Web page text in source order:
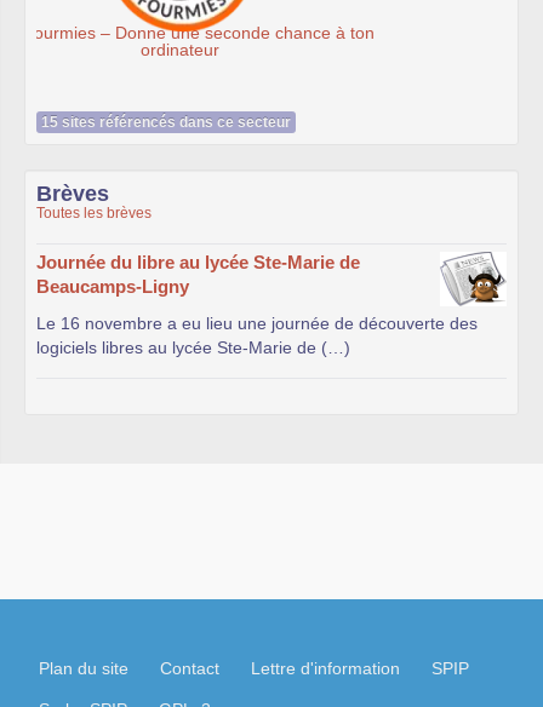
Ateliers du Libre à Roubaix
15 sites référencés dans ce secteur
Brèves
Toutes les brèves
Journée du libre au lycée Ste-Marie de
Beaucamps-Ligny
Le 16 novembre a eu lieu une journée de découverte des
logiciels libres au lycée Ste-Marie de (…)
Plan du site Contact Lettre d'information SPIP